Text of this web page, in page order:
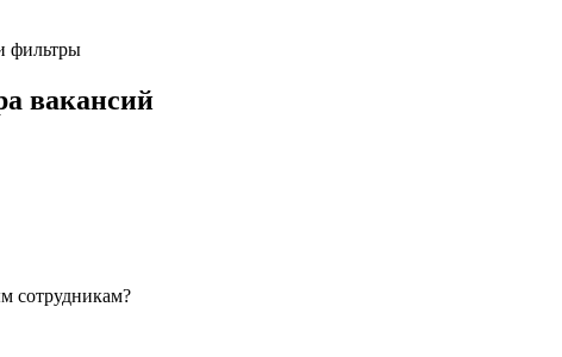
фильтры
вакансий
сотрудникам?